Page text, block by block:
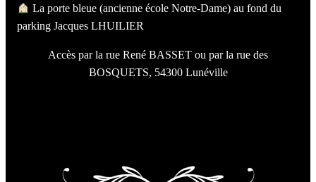
︎ La porte bleue (ancienne école Notre-Dame) au fond du
parking Jacques LHUILIER
Accès par la rue René BASSET ou par la rue des
BOSQUETS, 54300 Lunéville